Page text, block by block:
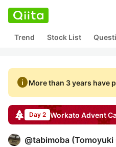
Trend Stock List
infoMore than 3 years have
Day 2 Workato Advent
@tabimoba (Tomoyuki